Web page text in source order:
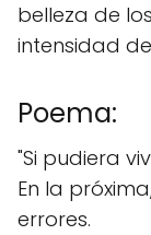
belleza de
intensidad
Poema:
"Si pudiera
En la
errores.